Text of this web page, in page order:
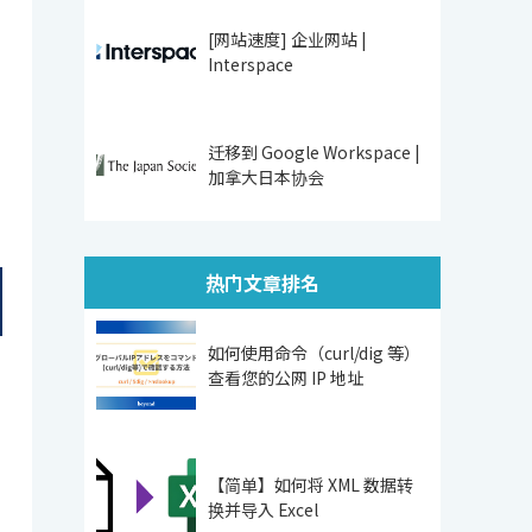
[网站速度] 企业网站 |
Interspace
迁移到 Google Workspace |
加拿大日本协会
热门文章排名
如何使用命令（curl/dig 等）
查看您的公网 IP 地址
【简单】如何将 XML 数据转
换并导入 Excel